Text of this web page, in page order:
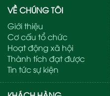
VỀ CHÚNG TÔI
Giới thiệu
Cơ cấu tổ chức
Hoạt động xã hội
Thành tích đạt được
Tin tức sự kiện